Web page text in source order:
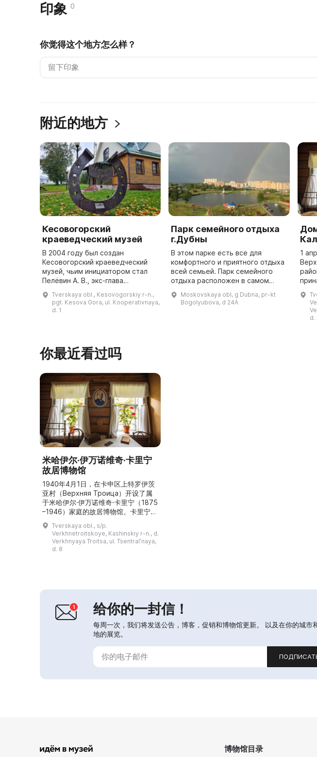
印象 0
你觉得这个地方怎么样？
附近的地方
Кесовогорский
краеведческий музей
В 2004 году был создан
Кесовогорский краеведческий
музей, чьим инициатором стал
Пелёвин А. В., экс-глава
фасаде музея установлена
мемориальная доска в память о
Tverskaya obl., Kesovogorskiy r-n.,
pgt. Kesova Gora, ul. Kooperativnaya,
d. 1
Парк семейного отдыха
г.Дубны
В этом парке есть все для
комфортного и приятного отдыха
всей семьей. Парк семейного
отдыха расположен в самом
города. Здесь можно найти
много привлекательных
Moskovskaya obl, g Dubna, pr-kt
Bogolyubova, d 24A
1
—
d.
你最近看过吗
米哈伊尔·伊万诺维奇·卡里宁
故居博物馆
1940年4月1日，在卡申区上特罗伊茨
亚村（Верхняя Троица）开设了属
于米哈伊尔·伊万诺维奇·卡里宁（1875
–1946）家庭的故居博物馆。卡里宁是
苏联时期重要的国家和党务人物，出生
于特维尔地区。该房屋建于1916年，
1927年部分改建，具有纪念性，并保
留了农用建筑：院落、前院遮棚、地
Tverskaya obl., s/p.
Verkhnetroitskoye, Kashinskiy r-n., d.
Verkhnyaya Troitsa, ul. Tsentralʹnaya,
d. 8
给你的一封信！
每周一次，我们将发送公告，博客，促销和博物馆更新。 以及在你的城市
地的展览。
博物馆目录